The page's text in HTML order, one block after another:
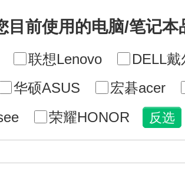
目前使用的电脑/笔记本
联想Lenovo
DELL戴
华硕ASUS
宏碁acer
荣耀HONOR